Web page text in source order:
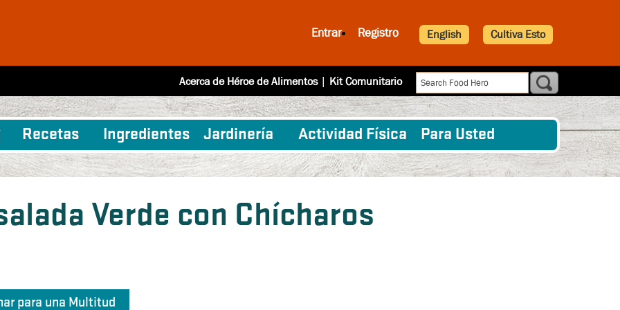
Entrar Registro English Cultiva Esto
Acerca de Héroe de Alimentos| Kit Comunitario
Recetas Ingredientes Jardinería Actividad Física Para Usted
Verde con Chícharos
para una Multitud